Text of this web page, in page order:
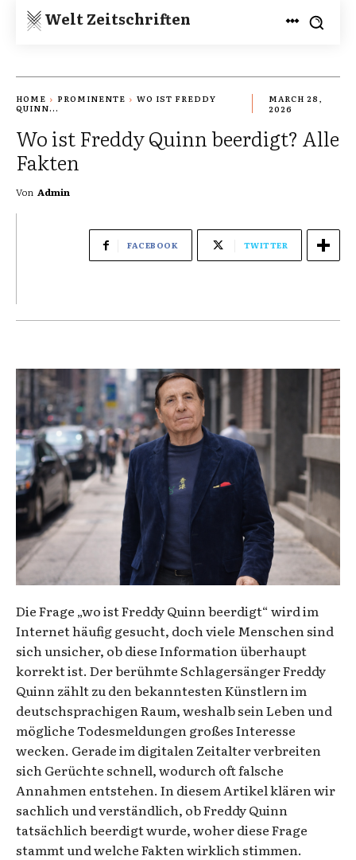
Welt Zeitschriften
HOME PROMINENTE
WO IST FREDDY
QUINN...
MARCH 28,
2026
Wo ist Freddy Quinn beerdigt? Alle
Fakten
Von Admin
FACEBOOK TWITTER
Die Frage „wo ist Freddy Quinn beerdigt“ wird im
Internet häufig gesucht, doch viele Menschen sind
sich unsicher, ob diese Information überhaupt
korrekt ist. Der berühmte Schlagersänger Freddy
Quinn zählt zu den bekanntesten Künstlern im
deutschsprachigen Raum, weshalb sein Leben und
mögliche Todesmeldungen großes Interesse
wecken. Gerade im digitalen Zeitalter verbreiten
sich Gerüchte schnell, wodurch oft falsche
Annahmen entstehen. In diesem Artikel klären wir
sachlich und verständlich, ob Freddy Quinn
tatsächlich beerdigt wurde, woher diese Frage
stammt und welche Fakten wirklich stimmen.